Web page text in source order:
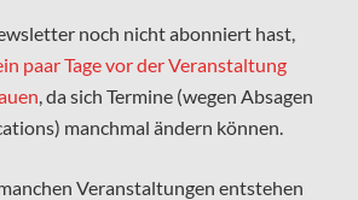
noch nicht abonniert hast,
paar Tage vor der Veranstaltung
, da sich Termine (wegen Absagen
manchmal ändern können.
Veranstaltungen entstehen